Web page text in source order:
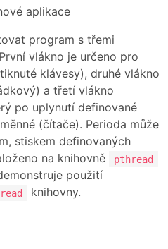
aplikace
program s třemi
vlákno je určeno pro
klávesy), druhé vlákno
a třetí vlákno
po uplynutí definované
(čítače). Perioda může
stiskem definovaných
na knihovně
pthread
použití
knihovny.